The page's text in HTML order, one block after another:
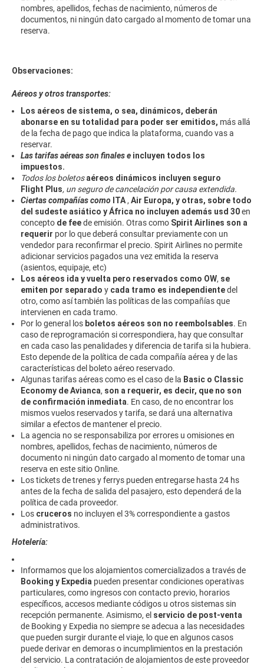
nombres, apellidos, fechas de nacimiento, números de
documentos, ni ningún dato cargado al momento de tomar una
reserva.
Observaciones:
Aéreos y otros transportes:
Los aéreos de sistema, o sea, dinámicos, deberán
abonarse en su totalidad para poder ser emitidos, más allá
de la fecha de pago que indica la plataforma, cuando vas a
reservar.
Las tarifas aéreas son finales e incluyen todos los
impuestos.
Todos los boletosaéreos dinámicos incluyen seguro
Flight Plus, un seguro de cancelación por causa extendida.
Ciertas compañías como ITA, Air Europa, y otras, sobre todo
del sudeste asiático y África no incluyen además usd 30en
concepto de feede emisión. Otras como Spirit Airlines son a
requerir por lo que deberá consultar previamente con un
vendedor para reconfirmar el precio. Spirit Airlines no permite
adicionar servicios pagados una vez emitida la reserva
(asientos, equipaje, etc)
Los aéreos ida y vuelta pero reservados como OW, se
emiten por separado y cada tramo es independientedel
otro, como así también las políticas de las compañías que
intervienen en cada tramo.
Por lo general los boletos aéreos son no reembolsables. En
caso de reprogramación si correspondiera, hay que consultar
en cada caso las penalidades y diferencia de tarifa si la hubiera.
Esto depende de la política de cada compañía aérea y de las
características del boleto aéreo reservado.
Algunas tarifas aéreas como es el caso de la Basic o Classic
Economy de Avianca, son a requerir, es decir, que no son
de confirmación inmediata. En caso, de no encontrar los
mismos vuelos reservados y tarifa, se dará una alternativa
similar a efectos de mantener el precio.
La agencia no se responsabiliza por errores u omisiones en
nombres, apellidos, fechas de nacimiento, números de
documento ni ningún dato cargado al momento de tomar una
reserva en este sitio Online.
Los tickets de trenes y ferrys pueden entregarse hasta 24 hs
antes de la fecha de salida del pasajero, esto dependerá de la
política de cada proveedor.
Los cruceros no incluyen el 3% correspondiente a gastos
administrativos.
Hotelería:
Informamos que los alojamientos comercializados a través de
Booking y Expedia pueden presentar condiciones operativas
particulares, como ingresos con contacto previo, horarios
específicos, accesos mediante códigos u otros sistemas sin
recepción permanente. Asimismo, el servicio de post-venta
de Booking y Expedia no siempre se adecua a las necesidades
que pueden surgir durante el viaje, lo que en algunos casos
puede derivar en demoras o incumplimientos en la prestación
del servicio. La contratación de alojamientos de este proveedor